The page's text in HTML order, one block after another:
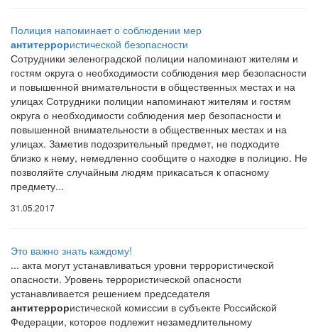
Полиция напоминает о соблюдении мер
антитеррористической безопасности
Сотрудники зеленоградской полиции напоминают жителям и
гостям округа о необходимости соблюдения мер безопасности
и повышенной внимательности в общественных местах и на
улицах Сотрудники полиции напоминают жителям и гостям
округа о необходимости соблюдения мер безопасности и
повышенной внимательности в общественных местах и на
улицах. Заметив подозрительный предмет, не подходите
близко к нему, немедленно сообщите о находке в полицию. Не
позволяйте случайным людям прикасаться к опасному
предмету...
31.05.2017
Это важно знать каждому!
... акта могут устанавливаться уровни террористической
опасности. Уровень террористической опасности
устанавливается решением председателя
антитеррористической комиссии в субъекте Российской
Федерации, которое подлежит незамедлительному